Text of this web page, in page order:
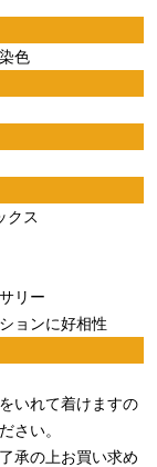
色
クス
リー
ョンに好相性
いれて着けますの
さい。
承の上お買い求め